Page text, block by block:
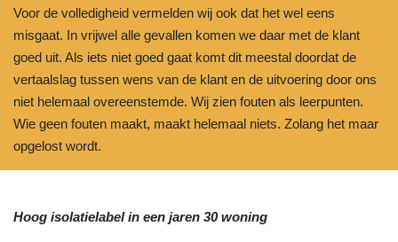
Voor de volledigheid vermelden wij ook dat het wel eens
misgaat. In vrijwel alle gevallen komen we daar met de klant
goed uit. Als iets niet goed gaat komt dit meestal doordat de
vertaalslag tussen wens van de klant en de uitvoering door ons
niet helemaal overeenstemde. Wij zien fouten als leerpunten.
Wie geen fouten maakt, maakt helemaal niets. Zolang het maar
opgelost wordt.
Hoog isolatielabel in een jaren 30 woning